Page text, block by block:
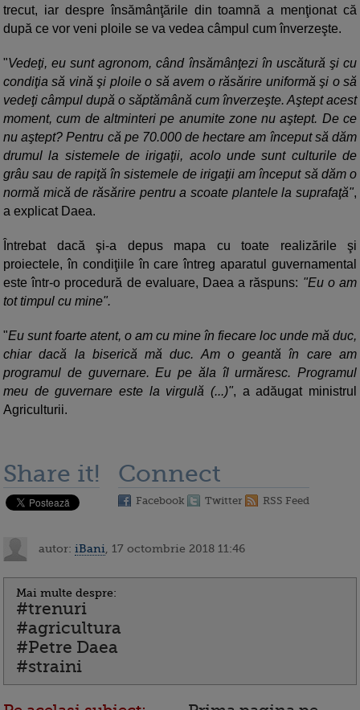
trecut, iar despre însămânţările din toamnă a menţionat că
după ce vor veni ploile se va vedea câmpul cum înverzeşte.
"Vedeţi, eu sunt agronom, când însămânţezi în uscătură şi cu
condiţia să vină şi ploile o să avem o răsărire uniformă şi o să
vedeţi câmpul după o săptămână cum înverzeşte. Aştept acest
moment, cum de altminteri pe anumite zone nu aştept. De ce
nu aştept? Pentru că pe 70.000 de hectare am început să dăm
drumul la sistemele de irigaţii, acolo unde sunt culturile de
grâu sau de rapiţă în sistemele de irigaţii am început să dăm o
normă mică de răsărire pentru a scoate plantele la suprafaţă",
a explicat Daea.
Întrebat dacă şi-a depus mapa cu toate realizările şi
proiectele, în condiţiile în care întreg aparatul guvernamental
este într-o procedură de evaluare, Daea a răspuns: "Eu o am
tot timpul cu mine".
"Eu sunt foarte atent, o am cu mine în fiecare loc unde mă duc,
chiar dacă la biserică mă duc. Am o geantă în care am
programul de guvernare. Eu pe ăla îl urmăresc. Programul
meu de guvernare este la virgulă (...)", a adăugat ministrul
Agriculturii.
Share it! Connect
Facebook Twitter RSS Feed
autor: iBani , 17 octombrie 2018 11:46
Mai multe despre:
#trenuri
#agricultura
#Petre Daea
#straini